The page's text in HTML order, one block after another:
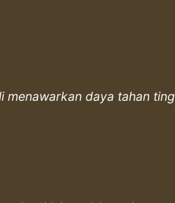
menawarkan daya tahan